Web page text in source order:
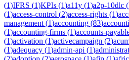
(1)IFRS (1)KPIs (1)a11y (1)a2p-10dlc (
(1)access-control (2)access-rights (1)
management (1)accounting (83)
(1)accounting-firms (1)accounts-
(1)activation (1)activecampaign (2)
(1)adequacy (1)admin-api (1)